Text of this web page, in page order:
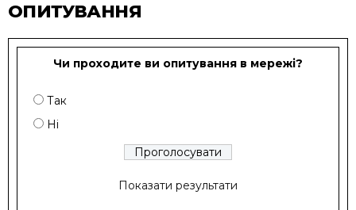
ОПИТУВАННЯ
Чи проходите ви опитування в мережі?
Так
Ні
Показати результати